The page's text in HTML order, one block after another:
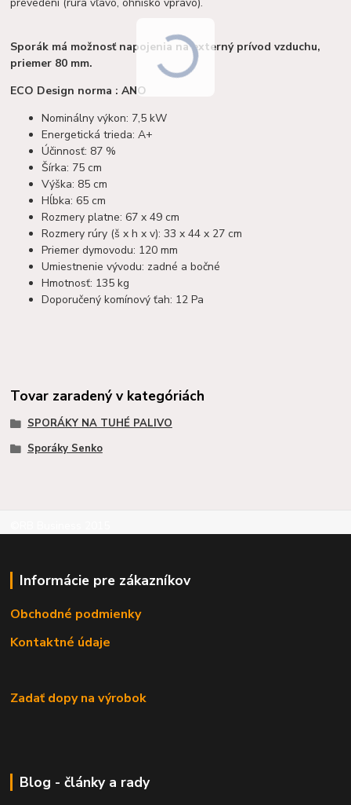
Sporák má možnosť napojenia na externý prívod vzduchu,
priemer 80 mm.
ECO Design norma : ANO
Nominálny výkon: 7,5 kW
Energetická trieda: A+
Účinnosť: 87 %
Šírka: 75 cm
Výška: 85 cm
Hĺbka: 65 cm
Rozmery platne: 67 x 49 cm
Rozmery rúry (š x h x v): 33 x 44 x 27 cm
Priemer dymovodu: 120 mm
Umiestnenie vývodu: zadné a bočné
Hmotnosť: 135 kg
Doporučený komínový ťah: 12 Pa
Tovar zaradený v kategóriách
SPORÁKY NA TUHÉ PALIVO
Sporáky Senko
Informácie pre zákazníkov
Obchodné podmienky
Kontaktné údaje
Zadať dopy na výrobok
Blog - články a rady